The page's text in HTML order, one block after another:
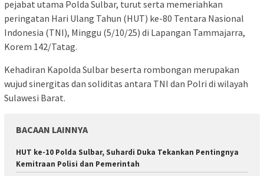
pejabat utama Polda Sulbar, turut serta memeriahkan
peringatan Hari Ulang Tahun (HUT) ke-80 Tentara Nasional
Indonesia (TNI), Minggu (5/10/25) di Lapangan Tammajarra,
Korem 142/Tatag.
Kehadiran Kapolda Sulbar beserta rombongan merupakan
wujud sinergitas dan soliditas antara TNI dan Polri di wilayah
Sulawesi Barat.
BACAAN LAINNYA
HUT ke-10 Polda Sulbar, Suhardi Duka Tekankan Pentingnya
Kemitraan Polisi dan Pemerintah